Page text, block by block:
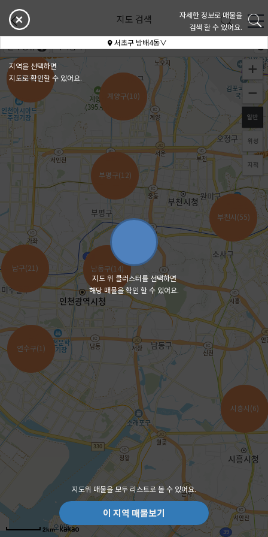
자세한 정보로 매물을
검색 할 수 있어요.
서초구 방배4동∨
지역을 선택하면
지도로 확인할 수 있어요.
지도 위 클러스터를 선택하면
해당 매물을 확인 할 수 있어요.
지도위 매물을 모두 리스트로 볼 수 있어요.
이 지역 매물보기
지도 검색
빌라 종류 1 가격검색
부천시(55)
시흥시(6)
계양구(10)
남구(21) 남동구(14)
부평구(12)
서구(23)
연수구(1)
부천시(55)
시흥시(6)
계양구(10)
남구(21) 남동구(14)
부평구(12)
서구(23)
연수구(1)
2km
이 지역 매물보기